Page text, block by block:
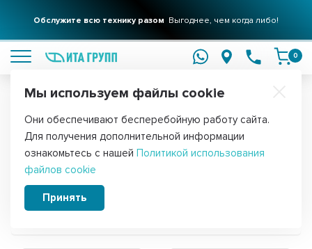
Обслужите всю технику разом Выгоднее, чем когда либо!
Фильтры для вашего домаРешения для очистки воды подробнее
0
Главная
Запчасти для стиральной машины
Samsung WF-S854S
Мы используем файлы cookie
Они обеспечивают бесперебойную работу сайта.
Для получения дополнительной информации
ознакомьтесь с нашей Политикой использования
файлов cookie
Принять